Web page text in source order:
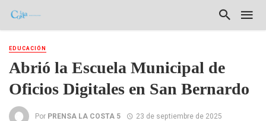
EDUCACIÓN
Abrió la Escuela Municipal de
Oficios Digitales en San Bernardo
Por PRENSA LA COSTA 5 23 de septiembre de 2025